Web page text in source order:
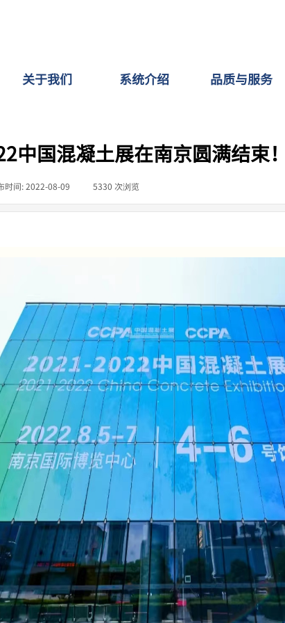
关于我们 系统介绍 品质与服务
中国混凝土展在南京圆满结束
时间:2022-08-09 5330 次浏览